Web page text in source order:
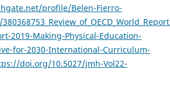
profile/Belen-Fierro-
2019-Making-Physical-Education-
for-2030-International-Curriculum-
doi.org/10.5027/jmh-Vol22-